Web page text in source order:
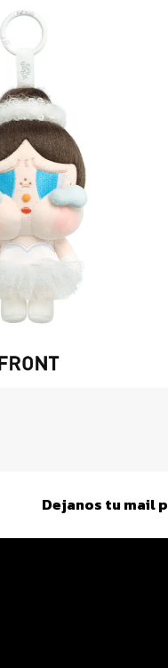
Dejanos tu mail